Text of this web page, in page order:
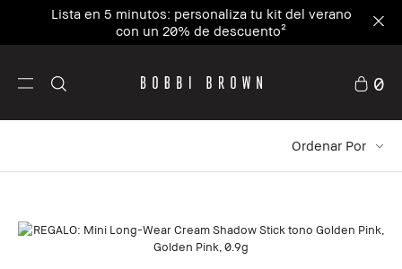
Únete al BB Club y consigue un -20% en tu
primera compra⁴
0
Ordenar Por